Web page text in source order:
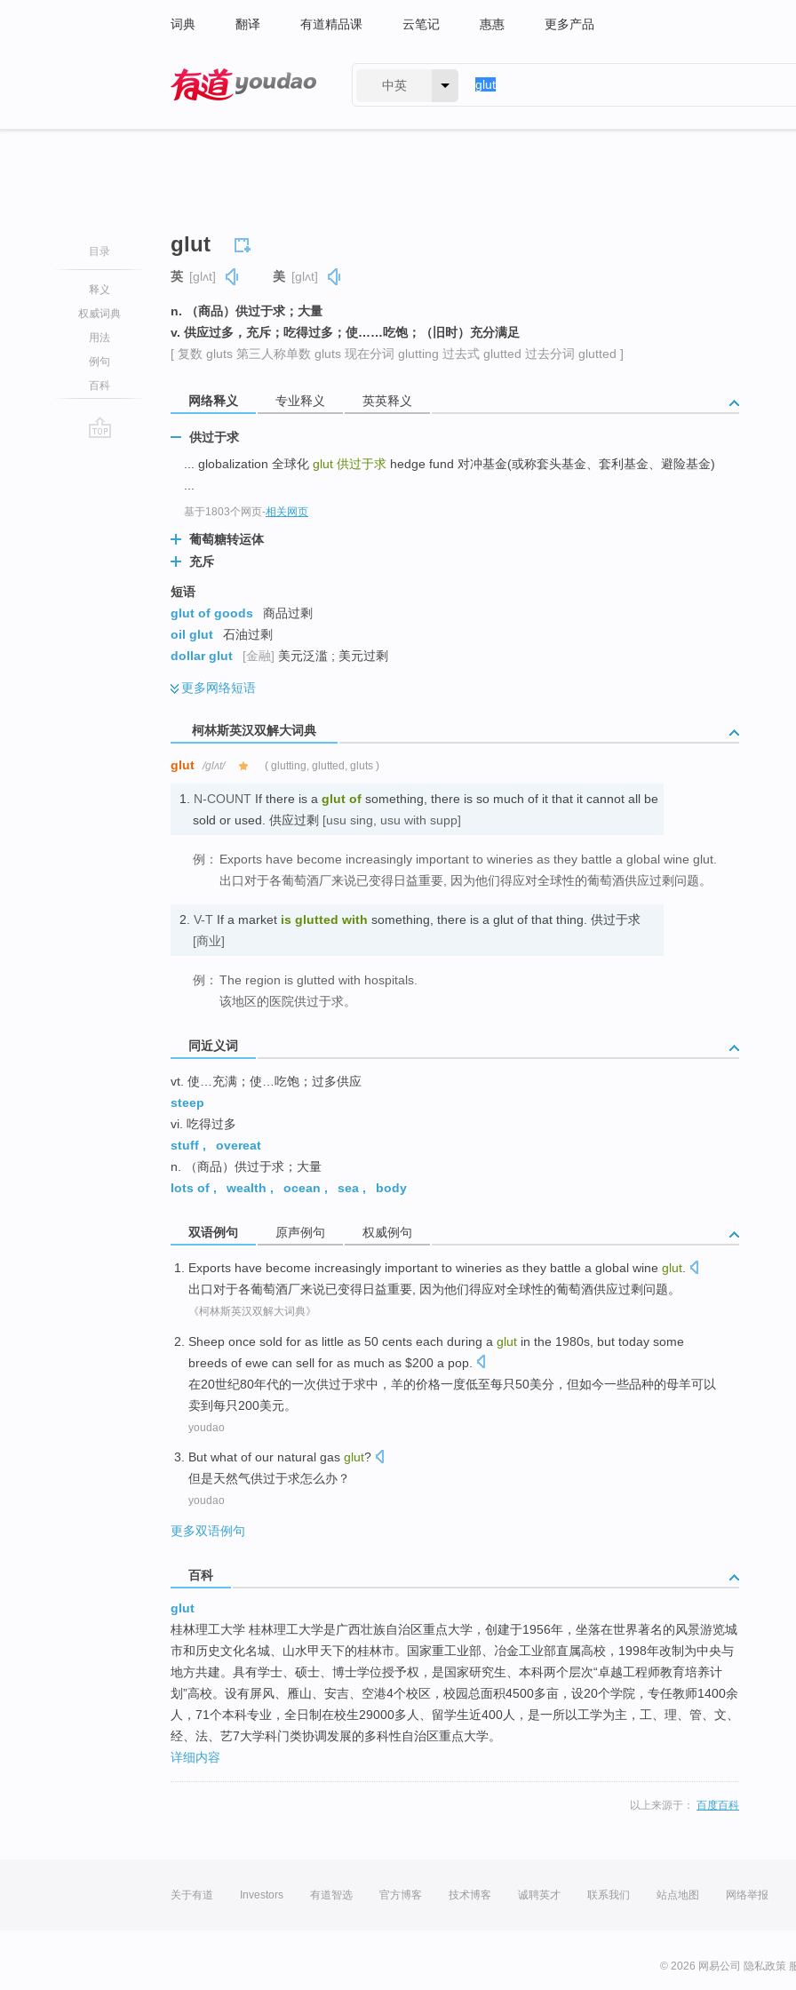
词典 翻译 有道精品课 云笔记 惠惠 更多产品
中英
目录
释义
权威词典
用法
例句
百科
glut
英 [ɡlʌt] 美 [ɡlʌt]
n. （商品）供过于求；大量
v. 供应过多，充斥；吃得过多；使……吃饱；（旧时）充分满足
[ 复数 gluts 第三人称单数 gluts 现在分词 glutting 过去式 glutted 过去分词 glutted ]
网络释义 专业释义 英英释义
供过于求
... globalization 全球化 glut 供过于求 hedge fund 对冲基金(或称套头基金、套利基金、避险基金)
基于1803个网页-相关网页
葡萄糖转运体
充斥
短语
glut of goods
商品过剩
oil glut
石油过剩
dollar glut
[金融] 美元泛滥 ; 美元过剩
更多网络短语
柯林斯英汉双解大词典
glut /ɡlʌt/ ( glutting, glutted, gluts )
1. N-COUNT If there is a glut of something, there is so much of it that it cannot all be
sold or used. 供应过剩 [usu sing, usu with supp]
例： Exports have become increasingly important to wineries as they battle a global wine glut.
出口对于各葡萄酒厂来说已变得日益重要, 因为他们得应对全球性的葡萄酒供应过剩问题。
2. V-T If a market is glutted with something, there is a glut of that thing. 供过于求
[商业]
例： The region is glutted with hospitals.
该地区的医院供过于求。
同近义词
vt. 使…充满；使…吃饱；过多供应
steep
vi. 吃得过多
stuff ,
overeat
n. （商品）供过于求；大量
lots of , wealth , ocean , sea , body
双语例句 原声例句 权威例句
Exports have become increasingly important to wineries as they battle a global wine glut
出口对于各葡萄酒厂来说已变得日益重要 因为他们得应对全球性的葡萄酒供应过剩问题。
《柯林斯英汉双解大词典》
Sheep once sold for as little as 50 cents each during a glut in the 1980s but today some
breeds of ewe can sell for as much as $200 a pop.
在20世纪80年代的一次供过于求中 ， 羊的价格一度低至每只50美分 ， 但如今一些品种的母羊可以
卖到每只200美元。
youdao
But what of our natural gas glut?
但是天然气供过于求怎么办？
youdao
更多双语例句
百科
glut
桂林理工大学 桂林理工大学是广西壮族自治区重点大学，创建于1956年，坐落在世界著名的风景游览城
市和历史文化名城、山水甲天下的桂林市。国家重工业部、冶金工业部直属高校，1998年改制为中央与
地方共建。具有学士、硕士、博士学位授予权，是国家研究生、本科两个层次“卓越工程师教育培养计
划”高校。设有屏风、雁山、安吉、空港4个校区，校园总面积4500多亩，设20个学院，专任教师1400余
人，71个本科专业，全日制在校生29000多人、留学生近400人，是一所以工学为主，工、理、管、文、
经、法、艺7大学科门类协调发展的多科性自治区重点大学。
详细内容
以上来源于： 百度百科
关于有道 Investors 有道智选 官方博客 技术博客 诚聘英才 联系我们 站点地图 网络举报
© 2026 网易公司 隐私政策